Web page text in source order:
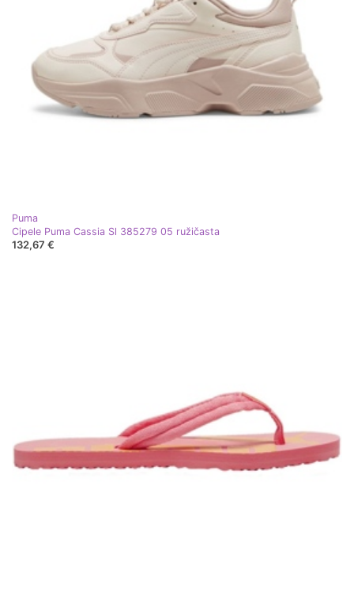
Puma
Cipele Puma Cassia Sl 385279 05 ružičasta
132,67 €